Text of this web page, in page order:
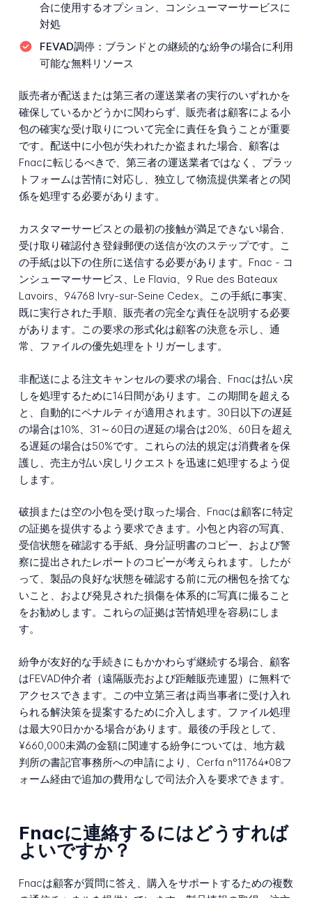
合に使用するオプション、コンシューマーサービスに
対処
FEVAD調停： ブランドとの継続的な紛争の場合に利用
可能な無料リソース
販売者が配送または第三者の運送業者の実行のいずれかを
確保しているかどうかに関わらず、販売者は顧客による小
包の確実な受け取りについて完全に責任を負うことが重要
です。配送中に小包が失われたか盗まれた場合、顧客は
Fnacに転じるべきで、第三者の運送業者ではなく、プラッ
トフォームは苦情に対応し、独立して物流提供業者との関
係を処理する必要があります。
カスタマーサービスとの最初の接触が満足できない場合、
受け取り確認付き登録郵便の送信が次のステップです。こ
の手紙は以下の住所に送信する必要があります。Fnac - コ
ンシューマーサービス、Le Flavia、9 Rue des Bateaux
Lavoirs、94768 Ivry-sur-Seine Cedex。この手紙に事実、
既に実行された手順、販売者の完全な責任を説明する必要
があります。この要求の形式化は顧客の決意を示し、通
常、ファイルの優先処理をトリガーします。
非配送による注文キャンセルの要求の場合、Fnacは払い戻
しを処理するために14日間があります。この期間を超える
と、自動的にペナルティが適用されます。30日以下の遅延
の場合は10%、31～60日の遅延の場合は20%、60日を超え
る遅延の場合は50%です。これらの法的規定は消費者を保
護し、売主が払い戻しリクエストを迅速に処理するよう促
します。
破損または空の小包を受け取った場合、Fnacは顧客に特定
の証拠を提供するよう要求できます。小包と内容の写真、
受信状態を確認する手紙、身分証明書のコピー、および警
察に提出されたレポートのコピーが考えられます。したが
って、製品の良好な状態を確認する前に元の梱包を捨てな
いこと、および発見された損傷を体系的に写真に撮ること
をお勧めします。これらの証拠は苦情処理を容易にしま
す。
紛争が友好的な手続きにもかかわらず継続する場合、顧客
はFEVAD仲介者（遠隔販売および距離販売連盟）に無料で
アクセスできます。この中立第三者は両当事者に受け入れ
られる解決策を提案するために介入します。ファイル処理
は最大90日かかる場合があります。最後の手段として、
¥660,000未満の金額に関連する紛争については、地方裁
判所の書記官事務所への申請により、Cerfa n°11764*08フ
ォーム経由で追加の費用なしで司法介入を要求できます。
Fnacに連絡するにはどうすれば
よいですか？
Fnacは顧客が質問に答え、購入をサポートするための複数